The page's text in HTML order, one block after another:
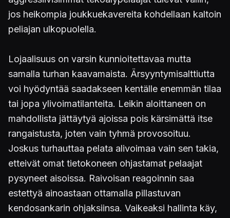
jos heikompia joukkuekavereita kohdellaan kaltoin
peliajan ulkopuolella.
Lojaalisuus on varsin kunnioitettavaa mutta
samalla turhan kaavamaista. Ärsyyntymisalttiutta
voi hyödyntää saadakseen kentälle enemmän tilaa
tai jopa ylivoimatilanteita. Leikin aloittaneen on
mahdollista jättäytyä ajoissa pois kärsimättä itse
rangaistusta, joten vain tyhmä provosoituu.
Joskus turhauttaa pelata alivoimaa vain sen takia,
etteivät omat tietokoneen ohjastamat pelaajat
pysyneet aisoissa. Raivoisan reagoinnin saa
estettyä ainoastaan ottamalla pillastuvan
kendosankarin ohjaksiinsa. Vaikeaksi hallinta käy,